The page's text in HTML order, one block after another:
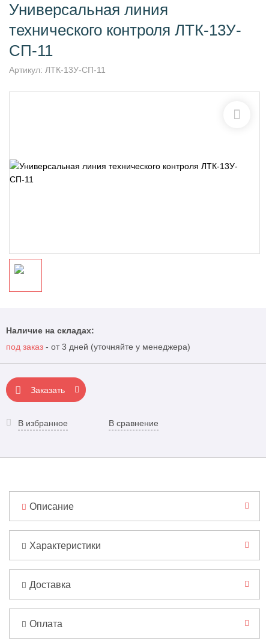
Универсальная линия
технического контроля ЛТК-13У-
СП-11
Артикул: ЛТК-13У-СП-11
Наличие на складах:
под заказ - от 3 дней (уточняйте у менеджера)
Заказать
В избранное В сравнение
Описание
Характеристики
Доставка
Оплата